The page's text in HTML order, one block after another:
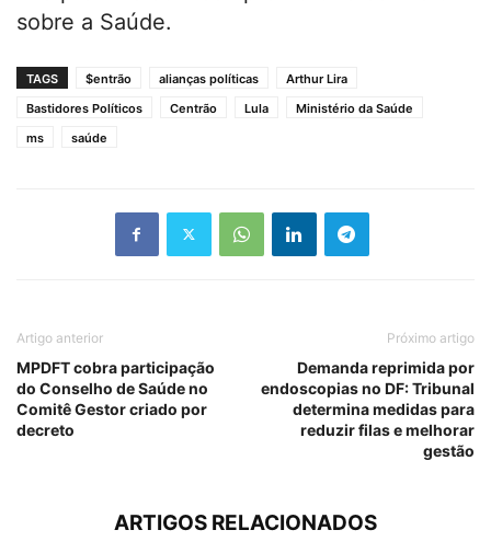
sobre a Saúde.
TAGS $entrão alianças políticas
Arthur Lira
Bastidores Políticos
Centrão Lula
Ministério da Saúde
ms
saúde
Artigo anterior
MPDFT cobra participação
do Conselho de Saúde no
Comitê Gestor criado por
decreto
Próximo artigo
Demanda reprimida por
endoscopias no DF: Tribunal
determina medidas para
reduzir filas e melhorar
gestão
ARTIGOS RELACIONADOS